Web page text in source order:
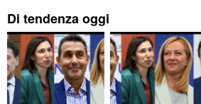
Di tendenza oggi